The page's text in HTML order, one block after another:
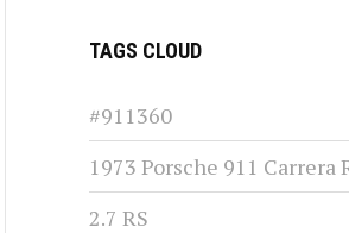
TAGS CLOUD
#911360
1973 Porsche 911 Carrera
2.7 RS